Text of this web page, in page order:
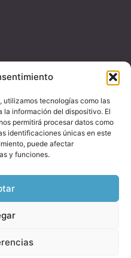
utilizamos tecnologías como las
información del dispositivo. El
permitirá procesar datos como
identificaciones únicas en este
puede afectar
y funciones.